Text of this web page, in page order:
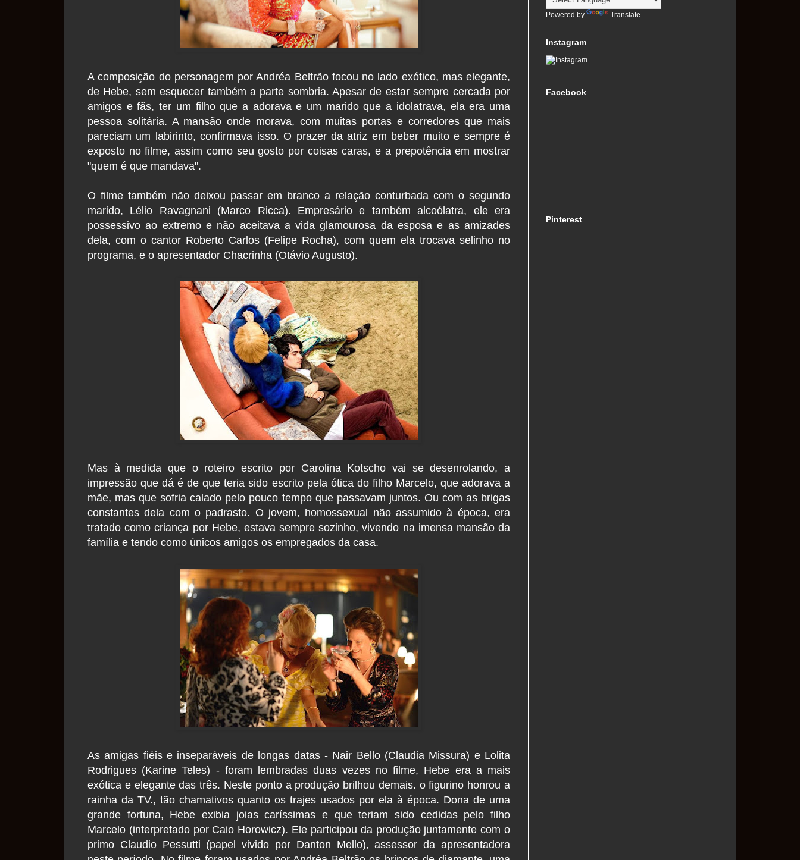
A composição do personagem por Andréa Beltrão focou no lado exótico, mas elegante,
de Hebe, sem esquecer também a parte sombria. Apesar de estar sempre cercada por
amigos e fãs, ter um filho que a adorava e um marido que a idolatrava, ela era uma
pessoa solitária. A mansão onde morava, com muitas portas e corredores que mais
pareciam um labirinto, confirmava isso. O prazer da atriz em beber muito e sempre é
exposto no filme, assim como seu gosto por coisas caras, e a prepotência em mostrar
"quem é que mandava".
O filme também não deixou passar em branco a relação conturbada com o segundo
marido, Lélio Ravagnani (Marco Ricca). Empresário e também alcoólatra, ele era
possessivo ao extremo e não aceitava a vida glamourosa da esposa e as amizades
dela, com o cantor Roberto Carlos (Felipe Rocha), com quem ela trocava selinho no
programa, e o apresentador Chacrinha (Otávio Augusto).
Mas à medida que o roteiro escrito por Carolina Kotscho vai se desenrolando, a
impressão que dá é de que teria sido escrito pela ótica do filho Marcelo, que adorava a
mãe, mas que sofria calado pelo pouco tempo que passavam juntos. Ou com as brigas
constantes dela com o padrasto. O jovem, homossexual não assumido à época, era
tratado como criança por Hebe, estava sempre sozinho, vivendo na imensa mansão da
família e tendo como únicos amigos os empregados da casa.
As amigas fiéis e inseparáveis de longas datas - Nair Bello (Claudia Missura) e Lolita
Rodrigues (Karine Teles) - foram lembradas duas vezes no filme, Hebe era a mais
exótica e elegante das três. Neste ponto a produção brilhou demais. o figurino honrou a
rainha da TV., tão chamativos quanto os trajes usados por ela à época. Dona de uma
grande fortuna, Hebe exibia joias caríssimas e que teriam sido cedidas pelo filho
Marcelo (interpretado por Caio Horowicz). Ele participou da produção juntamente com o
primo Claudio Pessutti (papel vivido por Danton Mello), assessor da apresentadora
Powered by Translate
Instagram
Facebook
Pinterest